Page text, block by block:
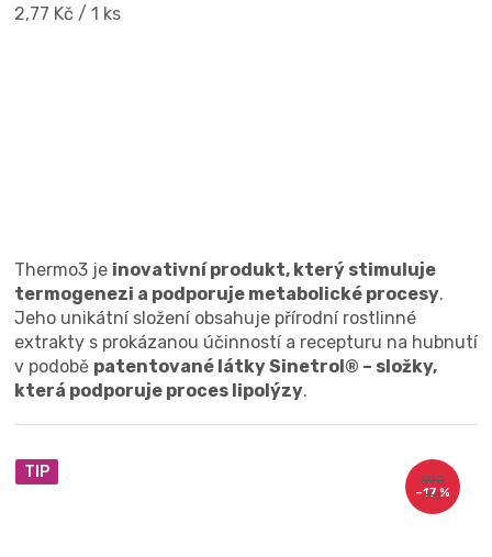
Měrná
2,77 Kč / 1 ks
Thermo3 je inovativní produkt, který stimuluje
termogenezi a podporuje metabolické procesy.
Jeho unikátní složení obsahuje přírodní rostlinné
extrakty s prokázanou účinností a recepturu na hubnutí
v podobě patentované látky Sinetrol® – složky,
která podporuje proces lipolýzy.
TIP
590
Kč
–17 %